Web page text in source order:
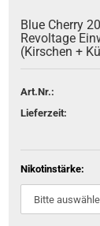
Blue Cherry
Revoltage
(Kirschen +
Art.Nr.:
Lieferzeit:
Nikotinstärke: